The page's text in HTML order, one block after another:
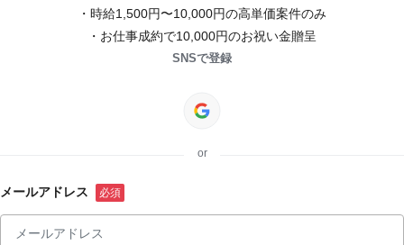
・時給1,500円〜10,000円の高単価案件のみ
・お仕事成約で10,000円のお祝い金贈呈
SNSで登録
or
メールアドレス